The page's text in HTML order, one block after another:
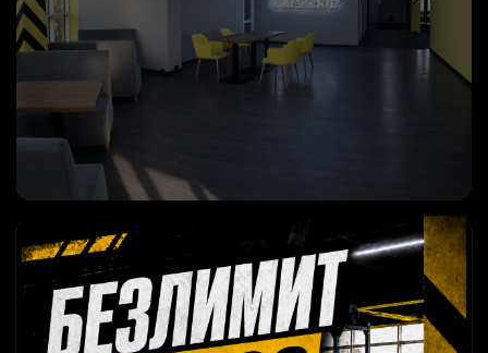
ПОДБЕРИ
УДОБНЫЙ
ФОРМАТ
Оставь заявку, мы свяжемся
для уточнения деталей
ТРЕНИРОВОК